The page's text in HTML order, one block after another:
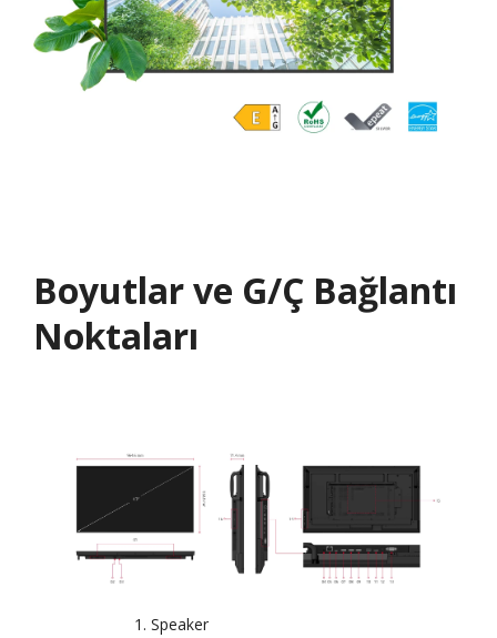
Boyutlar ve G/Ç Bağlantı
Noktaları
Speaker